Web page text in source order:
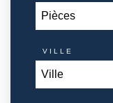
Pièces
VILLE
Ville